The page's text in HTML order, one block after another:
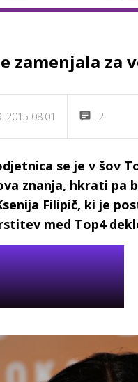
zamenjala za
2015 08.01 2
se je v šov
znanja, hkrati pa
Filipič, ki je
med Top4